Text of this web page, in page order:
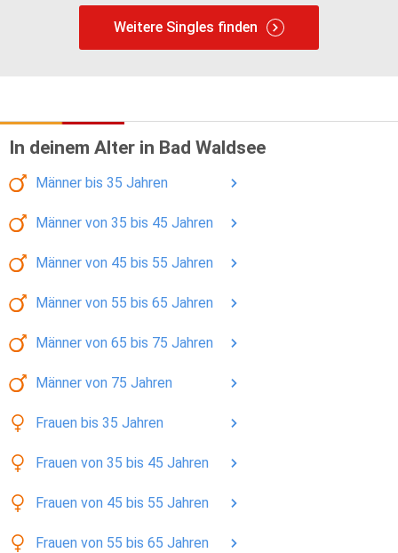
Weitere Singles finden
In deinem Alter in Bad Waldsee
Männer bis 35 Jahren
Männer von 35 bis 45 Jahren
Männer von 45 bis 55 Jahren
Männer von 55 bis 65 Jahren
Männer von 65 bis 75 Jahren
Männer von 75 Jahren
Frauen bis 35 Jahren
Frauen von 35 bis 45 Jahren
Frauen von 45 bis 55 Jahren
Frauen von 55 bis 65 Jahren